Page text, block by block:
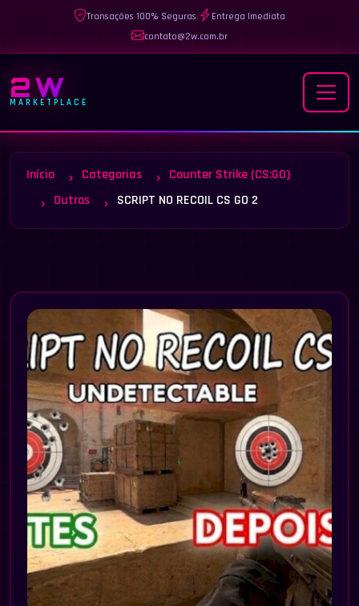
Transações 100% Seguras|
Entrega Imediata
contato@2w.com.br
2W
MARKETPLACE
Início Categorias
Counter Strike (CS:GO)
Outros
SCRIPT NO RECOIL CS GO 2